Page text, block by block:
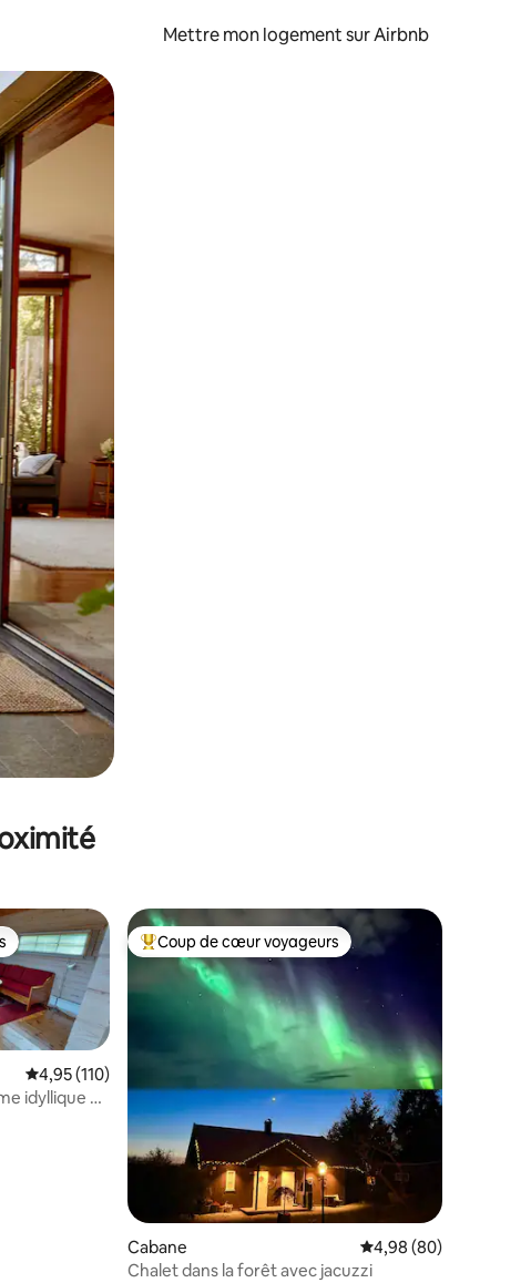
Mettre mon logement sur Airbnb
faisant glisser.
commentaires : 5 sur 5
plus appréciés
Évaluation moyenne sur la base de 110 commentaires : 4,95 sur 5
4,95 (110)
idyllique à
Coups de cœur voyageurs les plus appréciés
Coup de cœur voyageurs
Cabane Évaluation moyenne
4,98 (80)
Chalet dans la forêt avec jacuzzi